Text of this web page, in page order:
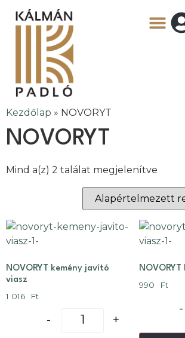
Kezdőlap » NOVORYT
NOVORYT
Mind a(z) 2 találat megjelenítve
NOVORYT kemény javító
viasz
1 016 Ft
- +
990 Ft
-